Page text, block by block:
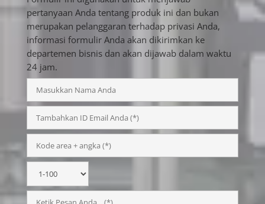
pertanyaan Anda tentang produk ini dan bukan
merupakan pelanggaran terhadap privasi Anda,
informasi formulir Anda akan dikirimkan ke
departemen bisnis dan akan dijawab dalam waktu
24 jam.